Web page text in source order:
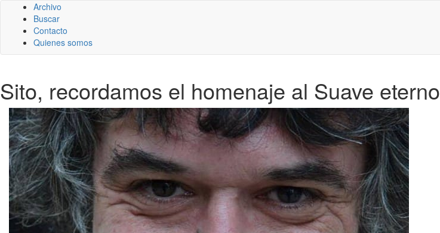
Archivo
Buscar
Contacto
Quienes somos
Sito, recordamos el homenaje al Suave eterno